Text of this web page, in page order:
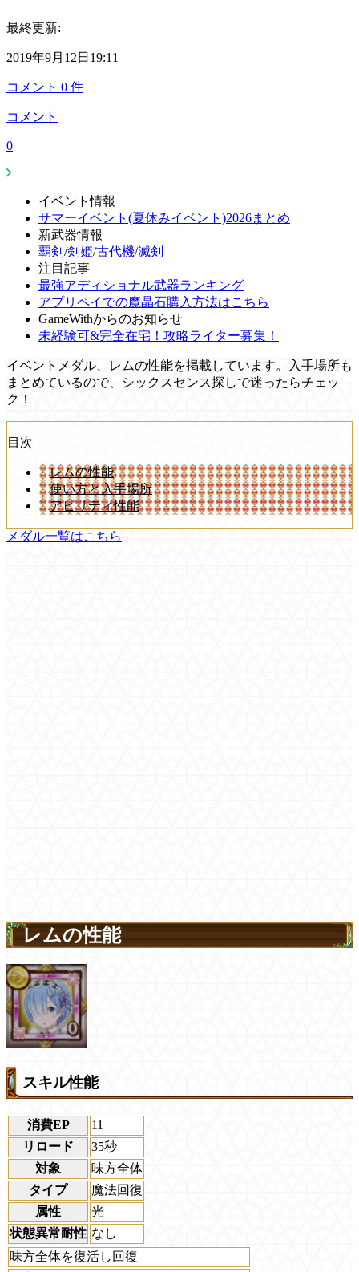
最終更新:
2019年9月12日19:11
コメント 0 件
コメント
0
イベント情報
サマーイベント(夏休みイベント)2026まとめ
新武器情報
覇剣 /剣姫/古代機/滅剣
注目記事
最強アディショナル武器ランキング
アプリペイでの魔晶石購入方法はこちら
GameWithからのお知らせ
未経験可&完全在宅！攻略ライター募集！
イベントメダル、レムの性能を掲載しています。入手場所も
まとめているので、シックスセンス探しで迷ったらチェッ
ク！
目次
レムの性能
使い方と入手場所
アビリティ性能
メダル一覧はこちら
レムの性能
スキル性能
消費EP
11
リロード
35秒
対象
味方全体
タイプ
魔法回復
属性
光
状態異常耐性 なし
味方全体を復活し回復